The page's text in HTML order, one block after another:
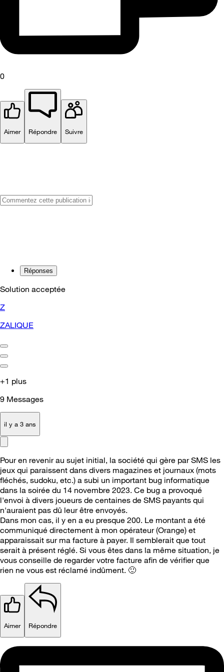
0
Aimer Répondre Suivre
Réponses
Solution acceptée
Z
ZALIQUE
+1 plus
9 Messages
il y a 3 ans
Pour en revenir au sujet initial, la société qui gère par SMS les
jeux qui paraissent dans divers magazines et journaux (mots
fléchés, sudoku, etc.) a subi un important bug informatique
dans la soirée du 14 novembre 2023. Ce bug a provoqué
l'envoi à divers joueurs de centaines de SMS payants qui
n'auraient pas dû leur être envoyés.
Dans mon cas, il y en a eu presque 200. Le montant a été
communiqué directement à mon opérateur (Orange) et
apparaissait sur ma facture à payer. Il semblerait que tout
serait à présent réglé. Si vous êtes dans la même situation, je
vous conseille de regarder votre facture afin de vérifier que
rien ne vous est réclamé indûment. 🙂
Aimer Répondre